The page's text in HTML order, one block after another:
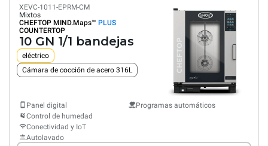
XEVC-1011-EPRM-CM
Mixtos
CHEFTOP MIND.Maps™ PLUS
COUNTERTOP
10 GN 1/1 bandejas
eléctrico
Cámara de cocción de acero 316L
Panel digital
Control de humedad
Conectividad y IoT
Autolavado
Programas automáticos